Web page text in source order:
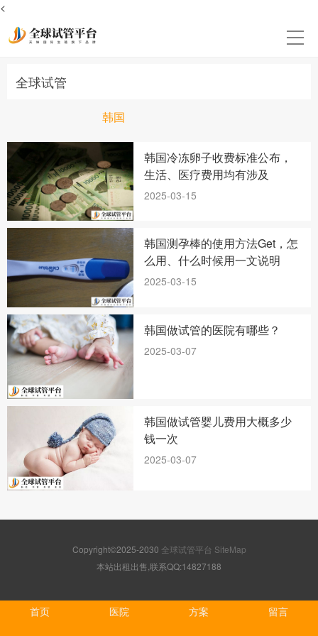
<
全球试管
韩国
韩国冷冻卵子收费标准公布，
生活、医疗费用均有涉及
2025-03-15
韩国测孕棒的使用方法Get，怎
么用、什么时候用一文说明
2025-03-15
韩国做试管的医院有哪些？
2025-03-07
韩国做试管婴儿费用大概多少
钱一次
2025-03-07
Copyright©2025-2030 全球试管平台 SiteMap
本站出租出售,联系QQ:14827188
首页 医院 方案 留言